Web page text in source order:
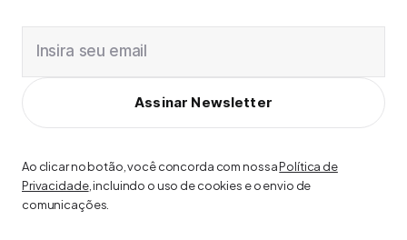
Insira seu email
Assinar Newsletter
Ao clicar no botão, você concorda com nossaPolítica de
Privacidade, incluindo o uso de cookies e o envio de
comunicações.